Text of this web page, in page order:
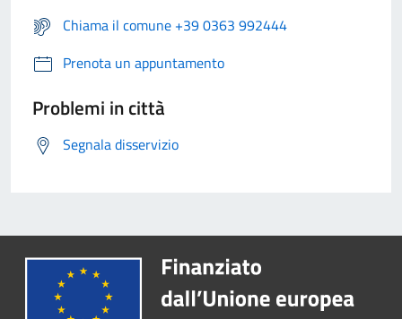
Chiama il comune +39 0363 992444
Prenota un appuntamento
Problemi in città
Segnala disservizio